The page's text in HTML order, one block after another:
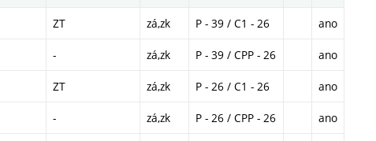
ZT zá,zk P - 39 / C1 - 26 ano
- zá,zk P - 39 / CPP - 26 ano
ZT zá,zk P - 26 / C1 - 26 ano
- zá,zk P - 26 / CPP - 26 ano